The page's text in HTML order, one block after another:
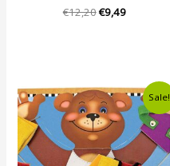
€12,20€9,49
Sale!
Algne
hind
oli:
€11,54.
Current
price
is:
€8,49.